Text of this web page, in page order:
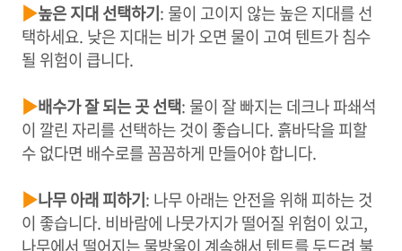
▶높은 지대 선택하기: 물이 고이지 않는 높은 지대를 선
택하세요. 낮은 지대는 비가 오면 물이 고여 텐트가 침수
될 위험이 큽니다.
▶배수가 잘 되는 곳 선택: 물이 잘 빠지는 데크나 파쇄석
이 깔린 자리를 선택하는 것이 좋습니다. 흙바닥을 피할
수 없다면 배수로를 꼼꼼하게 만들어야 합니다.
▶나무 아래 피하기: 나무 아래는 안전을 위해 피하는 것
이 좋습니다. 비바람에 나뭇가지가 떨어질 위험이 있고,
나무에서 떨어지는 물방울이 계속해서 텐트를 두드려 불